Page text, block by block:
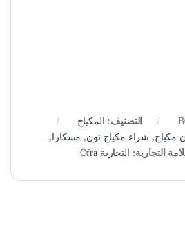
التصنيف: المكياج
مكياج, شراء مكياج نون, مسكارا ,
التجارية: التجارية Ofra